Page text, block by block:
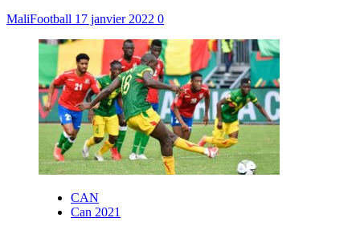
MaliFootball 17 janvier 2022 0
CAN
Can 2021